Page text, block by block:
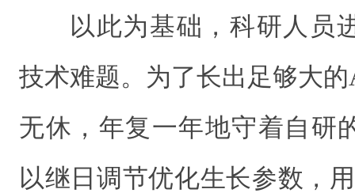
以此为基础，科研人员
技术难题。为了长出足够大
无休，年复一年地守着自研
以继日调节优化生长参数，